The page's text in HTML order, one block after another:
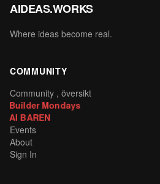
AIDEAS.WORKS
Where ideas become real.
COMMUNITY
Community , översikt
Builder Mondays
AI BAREN
Events
About
Sign In